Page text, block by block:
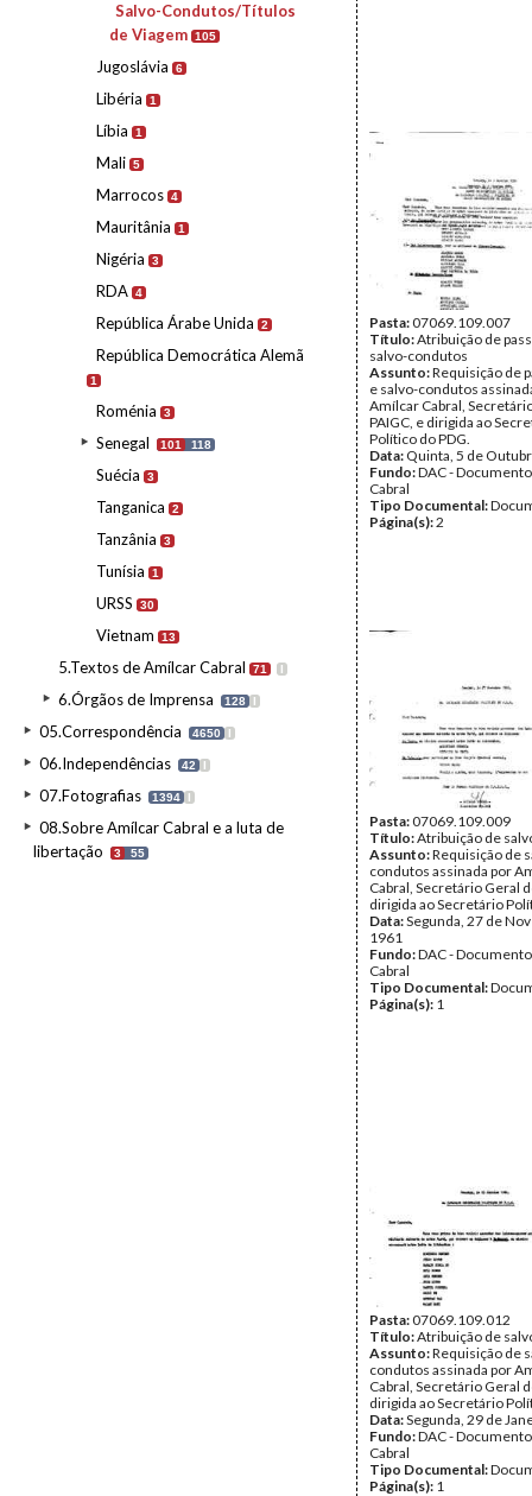
Salvo-Condutos/Títulos
de Viagem 105
Jugoslávia 6
Libéria 1
Líbia 1
Mali 5
Marrocos 4
Mauritânia 1
Nigéria 3
RDA 4
República Árabe Unida 2
República Democrática Alemã
1
Roménia 3
Senegal 101 118
Suécia 3
Tanganica 2
Tanzânia 3
Tunísia 1
URSS 30
Vietnam 13
5.Textos de Amílcar Cabral 71 I
6.Órgãos de Imprensa 128 I
05.Correspondência 4650 I
06.Independências 42 I
07.Fotografias 1394 I
08.Sobre Amílcar Cabral e a luta de
libertação
3 55
Pasta:07069.109.007
Título:Atribuição de
salvo-condutos
Assunto:Requisição de
e salvo-condutos
Amílcar Cabral,
PAIGC, e dirigida ao
Político do PDG.
Data: Quinta, 5 de
Fundo:DAC -
Cabral
Tipo Documental:
Página(s):2
Pasta:07069.109.009
Título:Atribuição de
Assunto:Requisição de
condutos assinada por
Cabral, Secretário Geral
dirigida ao Secretário
Data:Segunda, 27 de
1961
Fundo:DAC -
Cabral
Tipo Documental:
Página(s): 1
Pasta:07069.109.012
Título:Atribuição de
Assunto:Requisição de
condutos assinada por
Cabral, Secretário Geral
dirigida ao Secretário
Data:Segunda, 29 de
Fundo:DAC -
Cabral
Tipo Documental:
Página(s): 1